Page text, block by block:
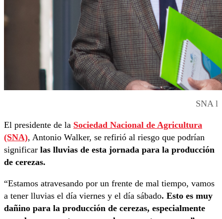
SNA l
El presidente de la Sociedad Nacional de Agricultura
(SNA), Antonio Walker, se refirió al riesgo que podrían
significar las lluvias de esta jornada para la producción
de cerezas.
“Estamos atravesando por un frente de mal tiempo, vamos
a tener lluvias el día viernes y el día sábado. Esto es muy
dañino para la producción de cerezas, especialmente